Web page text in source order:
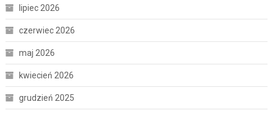
lipiec 2026
czerwiec 2026
maj 2026
kwiecień 2026
grudzień 2025